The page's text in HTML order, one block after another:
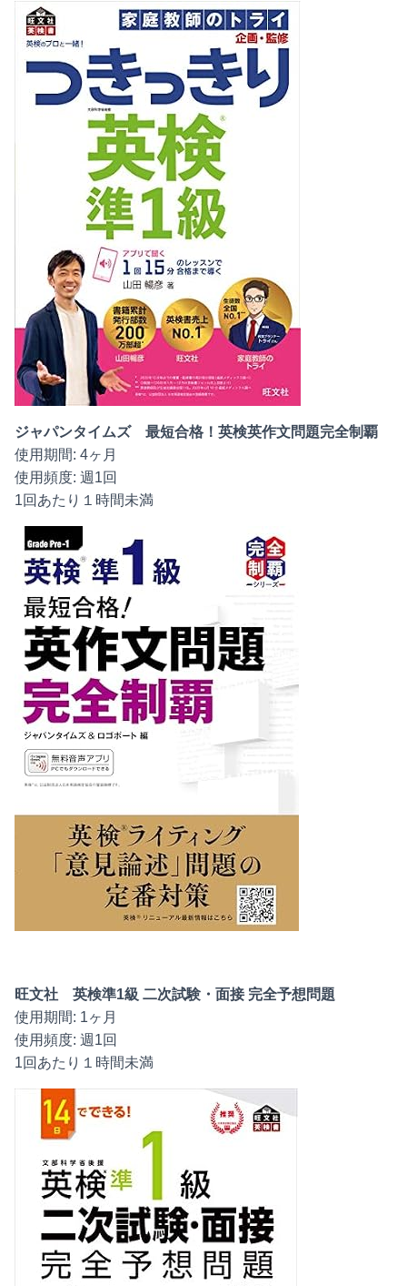
ジャパンタイムズ 最短合格！英検英作文問題完全制覇
使用期間: 4ヶ月
使用頻度: 週1回
1回あたり１時間未満
旺文社 英検準1級 二次試験・面接 完全予想問題
使用期間: 1ヶ月
使用頻度: 週1回
1回あたり１時間未満